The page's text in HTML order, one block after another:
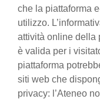
che la piattaforma
utilizzo.
attività online della
è valida per i
piattaforma
siti web che
privacy: l’Ateneo